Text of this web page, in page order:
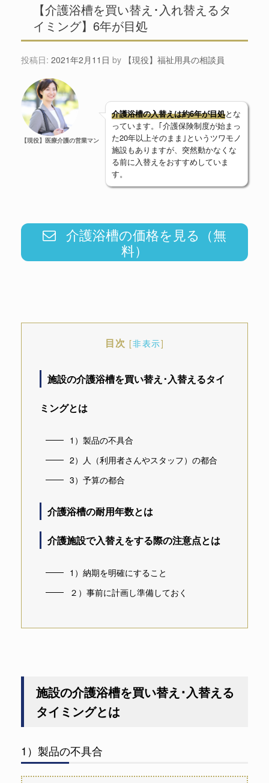
【介護浴槽を買い替え･入れ替えるタ
イミング】6年が目処
投稿日: 2021年2月11日 by 【現役】福祉用具の相談員
【現役】医療介護の営業マン
介護浴槽の入替えは約6年が目処とな
っています。｢介護保険制度が始まっ
た20年以上そのまま｣というツワモノ
施設もありますが、突然動かなくな
る前に入替えをおすすめしていま
す。
介護浴槽の価格を見る（無
料）
目次 [非表示]
施設の介護浴槽を買い替え･入替えるタイ
ミングとは
1）製品の不具合
2）人（利用者さんやスタッフ）の都合
3）予算の都合
介護浴槽の耐用年数とは
介護施設で入替えをする際の注意点とは
1）納期を明確にすること
２）事前に計画し準備しておく
施設の介護浴槽を買い替え･入替える
タイミングとは
1）製品の不具合